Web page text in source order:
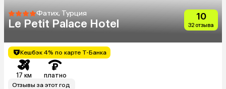
Фатих, Турция
Le Petit Palace Hotel
10
32 отзыва
Кешбэк 4% по карте Т-Банка
17 км платно
Отзывы за этот год